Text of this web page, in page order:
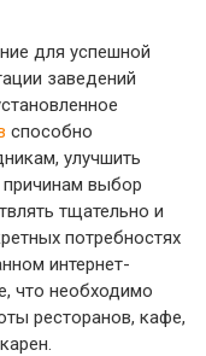
для успешной
заведений
способно
улучшить
причинам выбор
тщательно и
потребностях
интернет-
что необходимо
ресторанов, кафе,